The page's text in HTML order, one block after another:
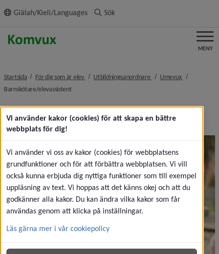
innehållet
Giälah/Kieli/Languages Sök
MENY
Startsida För dig som är elev nivå i brödsmulenavigeringen
Utbildningsanordnare nivå i
Umevux nivå i
Barnskötare/elevassistentnivå i brödsmulenavigeringen
Barnskötare/elevassistent
Vi använder kakor (cookies) för att skapa en bättre
webbplats för dig!
Vi använder vi oss av kakor (cookies) för webbplatsens
grundfunktioner och för att förbättra webbplatsen. Vi vill
också kunna erbjuda dig nyttiga funktioner som till exempel
uppläsning av text. Vi hoppas att det känns okej och att du
godkänner alla kakor. Du kan ändra vilka kakor som får
användas genom att klicka på inställningar.
Läs gärna mer i vår cookiepolicy